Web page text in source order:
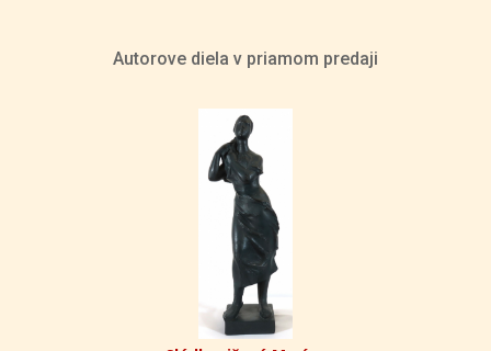
Autorove diela v priamom predaji